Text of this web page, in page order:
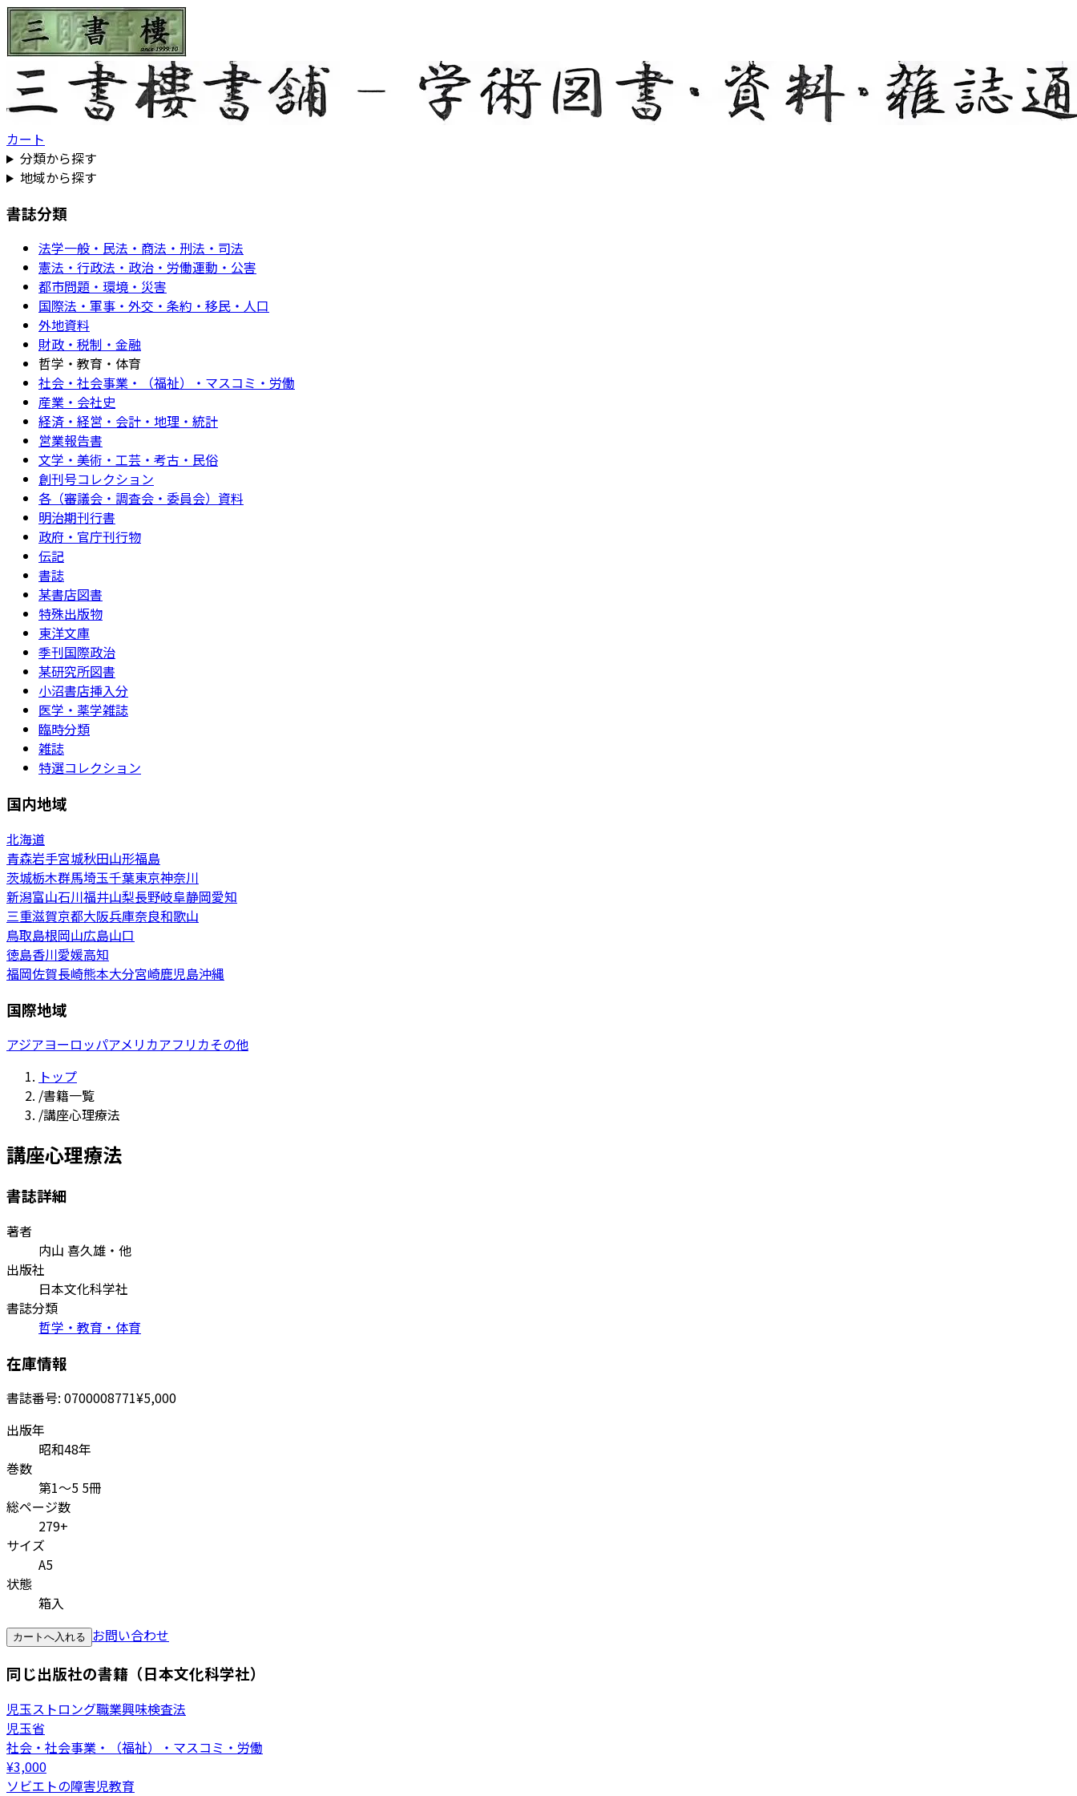
カート
分類から探す
地域から探す
書誌分類
法学一般・民法・商法・刑法・司法
憲法・行政法・政治・労働運動・公害
都市問題・環境・災害
国際法・軍事・外交・条約・移民・人口
外地資料
財政・税制・金融
哲学・教育・体育
社会・社会事業・（福祉）・マスコミ・労働
産業・会社史
経済・経営・会計・地理・統計
営業報告書
文学・美術・工芸・考古・民俗
創刊号コレクション
各（審議会・調査会・委員会）資料
明治期刊行書
政府・官庁刊行物
伝記
書誌
某書店図書
特殊出版物
東洋文庫
季刊国際政治
某研究所図書
小沼書店挿入分
医学・薬学雑誌
臨時分類
雑誌
特選コレクション
国内地域
北海道
青森岩手宮城秋田山形福島
茨城栃木群馬埼玉千葉東京神奈川
新潟富山石川福井山梨長野岐阜静岡愛知
三重滋賀京都大阪兵庫奈良和歌山
鳥取島根岡山広島山口
徳島香川愛媛高知
福岡佐賀長崎熊本大分宮崎鹿児島沖縄
国際地域
アジアヨーロッパアメリカアフリカその他
トップ
/書籍一覧
/講座心理療法
講座心理療法
書誌詳細
著者
内山 喜久雄・他
出版社
日本文化科学社
書誌分類
哲学・教育・体育
在庫情報
書誌番号: 0700008771¥5,000
出版年
昭和48年
巻数
第1～5 5冊
総ページ数
279+
サイズ
A5
状態
箱入
カートへ入れる お問い合わせ
同じ出版社の書籍（日本文化科学社）
児玉ストロング職業興味検査法
児玉省
社会・社会事業・（福祉）・マスコミ・労働
¥3,000
ソビエトの障害児教育